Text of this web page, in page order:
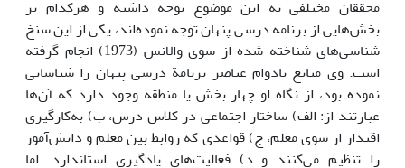
محققان مختلفی به این موضوع توجه داشته و هرکدام بر
بخش‌هایی از برنامه درسی پنهان توجه نموده‌اند، یکی از این سنخ
شناسی‌های شناخته شده از سوی والانس (1973) انجام گرفته
است. وی منابع بادوام عناصر برنامة درسی پنهان را شناسایی
نموده بود، از نگاه او چهار بخش یا منطقه وجود دارد که آن‌ها
عبارتند از: الف) ساختار اجتماعی در کلاس درس، ب) به‌کارگیری
اقتدار از سوی معلم، ج) قواعدی که روابط بین معلم و دانش‌آموز
را تنظیم می‌کنند و د) فعالیت‌های یادگیری استاندارد. اما